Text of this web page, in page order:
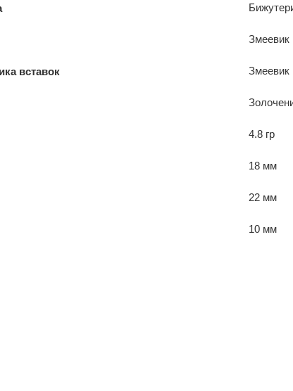
Змеевик
вставок Змеевик
4.8 гр
18 мм
22 мм
10 мм